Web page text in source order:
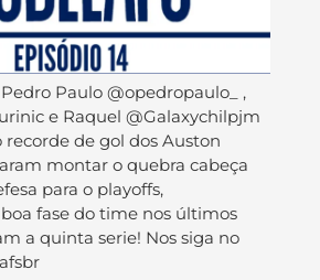
Paulo @opedropaulo_ ,
e Raquel @Galaxychilpjm
recorde de gol dos Auston
montar o quebra cabeça
para o playoffs,
fase do time nos últimos
a quinta serie! Nos siga no